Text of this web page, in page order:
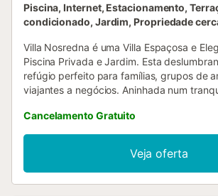
Piscina, Internet, Estacionamento,
condicionado, Jardim, Propriedade
Villa Nosredna é uma Villa Espaçosa e
Piscina Privada e Jardim. Esta
refúgio perfeito para famílias, grupos de
viajantes a negócios. Aninhada num
distância do campo de golfe Isla Canela
Esuri. A villa dispõe de um interior
equipado, com 5 quartos e 4 casas de
acomodando confortavelmente até 10
quartos estão equipados com uma
Cancelamento Gratuito
Veja oferta